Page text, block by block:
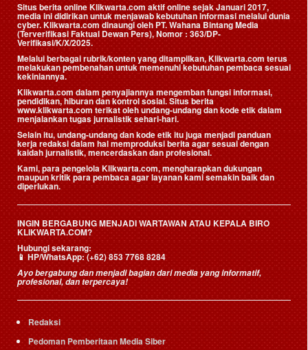
Situs berita online Klikwarta.com aktif online sejak Januari 2017,
media ini didirikan untuk menjawab kebutuhan informasi melalui dunia
cyber. Klikwarta.com dinaungi oleh PT. Wahana Bintang Media
(Terverifikasi Faktual Dewan Pers), Nomor : 363/DP-
Verifikasi/K/X/2025.
Melalui berbagai rubrik/konten yang ditampilkan, Klikwarta.com terus
melakukan pembenahan untuk memenuhi kebutuhan pembaca sesuai
kekiniannya.
Klikwarta.com dalam penyajiannya mengemban fungsi informasi,
pendidikan, hiburan dan kontrol sosial. Situs berita
www.klikwarta.com terikat oleh undang-undang dan kode etik dalam
menjalankan tugas jurnalistik sehari-hari.
Selain itu, undang-undang dan kode etik itu juga menjadi panduan
kerja redaksi dalam hal memproduksi berita agar sesuai dengan
kaidah jurnalistik, mencerdaskan dan profesional.
Kami, para pengelola Klikwarta.com, mengharapkan dukungan
maupun kritik para pembaca agar layanan kami semakin baik dan
diperlukan.
INGIN BERGABUNG MENJADI WARTAWAN ATAU KEPALA BIRO
KLIKWARTA.COM?
Hubungi sekarang:
📱HP/WhatsApp:(+62) 853 7768 8284
Ayo bergabung dan menjadi bagian dari media yang informatif,
profesional, dan terpercaya!
Redaksi
Pedoman Pemberitaan Media Siber